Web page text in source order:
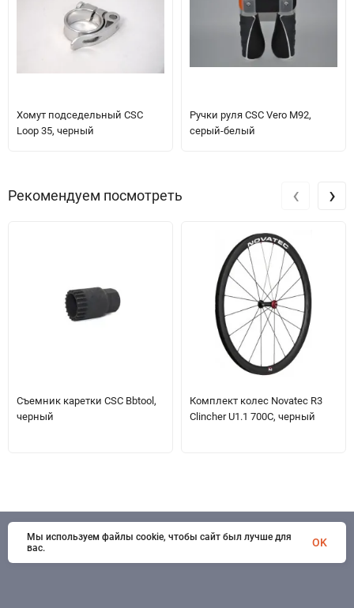
Хомут подседельный CSC
Loop 35, черный
Ручки руля CSC Vero M92,
серый-белый
Рекомендуем посмотреть
Съемник каретки CSC Bbtool,
черный
Комплект колес Novatec R3
Clincher U1.1 700C, черный
‹ ›
© 1998 - 2026 SportSystems. Все права защищены
Мы используем файлы cookie, чтобы сайт был лучше для
вас.
OK